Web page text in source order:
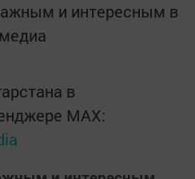
и интересным в
в
MАХ: